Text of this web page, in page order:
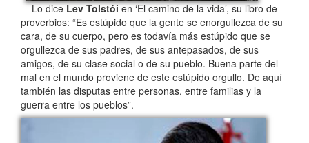
Lo diceLev Tolstóien ‘El camino de la vida’, su libro de
proverbios: “Es estúpido que la gente se enorgullezca de su
cara, de su cuerpo, pero es todavía más estúpido que se
orgullezca de sus padres, de sus antepasados, de sus
amigos, de su clase social o de su pueblo. Buena parte del
mal en el mundo proviene de este estúpido orgullo. De aquí
también las disputas entre personas, entre familias y la
guerra entre los pueblos”.